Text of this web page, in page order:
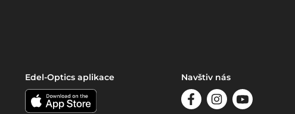
Edel-Optics aplikace Navštiv nás